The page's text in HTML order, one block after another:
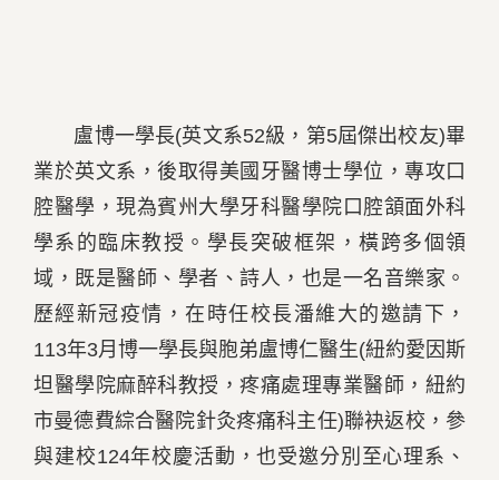
盧博一學長(英文系52級，第5屆傑出校友)畢
業於英文系，後取得美國牙醫博士學位，專攻口
腔醫學，現為賓州大學牙科醫學院口腔頷面外科
學系的臨床教授。學長突破框架，橫跨多個領
域，既是醫師、學者、詩人，也是一名音樂家。
歷經新冠疫情，在時任校長潘維大的邀請下，
113年3月博一學長與胞弟盧博仁醫生(紐約愛因斯
坦醫學院麻醉科教授，疼痛處理專業醫師，紐約
市曼德費綜合醫院針灸疼痛科主任)聯袂返校，參
與建校124年校慶活動，也受邀分別至心理系、